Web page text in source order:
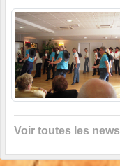
Voir toutes les news